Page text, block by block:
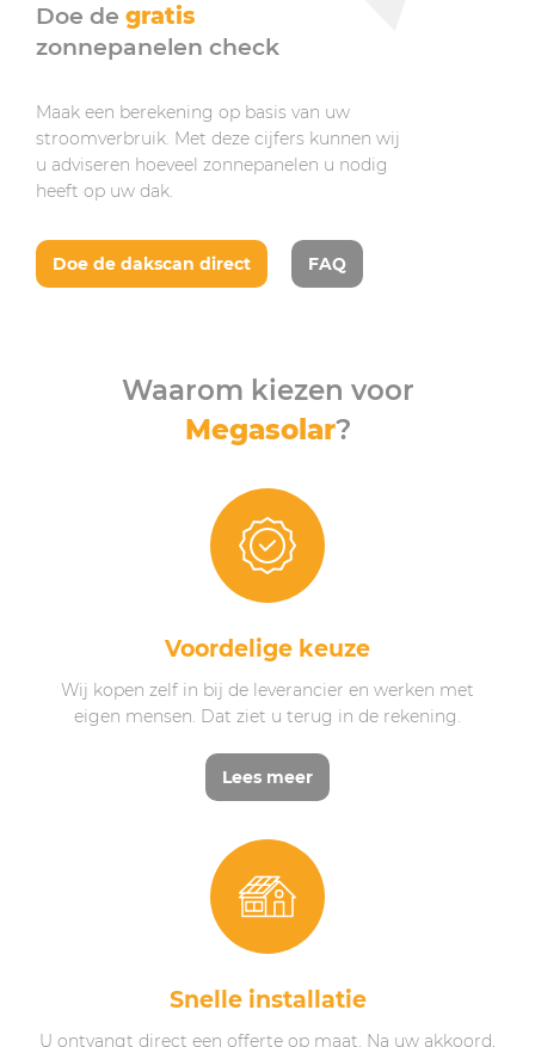
Doe de gratis
zonnepanelen check
Maak een berekening op basis van uw
stroomverbruik. Met deze cijfers kunnen wij
u adviseren hoeveel zonnepanelen u nodig
heeft op uw dak.
Doe de dakscan direct FAQ
Waarom kiezen voor
Megasolar?
Voordelige keuze
Wij kopen zelf in bij de leverancier en werken met
eigen mensen. Dat ziet u terug in de rekening.
Lees meer
Snelle installatie
U ontvangt direct een offerte op maat. Na uw akkoord,